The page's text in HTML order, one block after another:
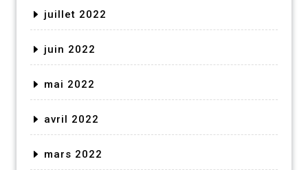
juillet 2022
juin 2022
mai 2022
avril 2022
mars 2022